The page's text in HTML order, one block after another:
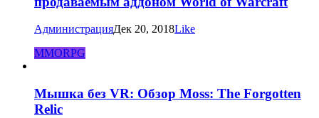
АдминистрацияДек 20, 2018Like
MMORPG
Мышка без VR: Обзор Moss: The Forgotten
Relic